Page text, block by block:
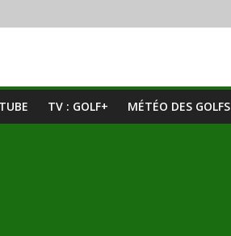
TV : GOLF+ MÉTÉO DES GOLFS